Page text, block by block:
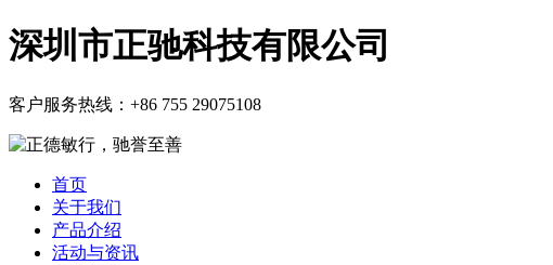
深圳市正驰科技有限公司
客户服务热线： +86 755 29075108
首页
关于我们
产品介绍
活动与资讯